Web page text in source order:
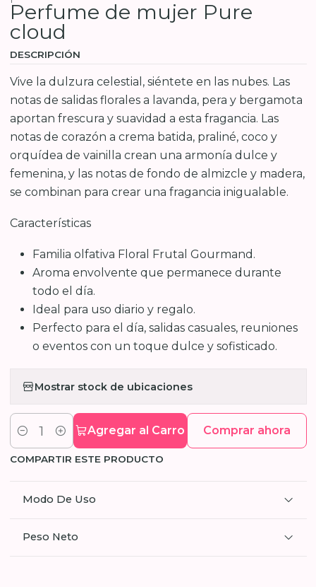
Perfume de mujer Pure
cloud
DESCRIPCIÓN
Vive la dulzura celestial, siéntete en las nubes. Las
notas de salidas florales a lavanda, pera y bergamota
aportan frescura y suavidad a esta fragancia. Las
notas de corazón a crema batida, praliné, coco y
orquídea de vainilla crean una armonía dulce y
femenina, y las notas de fondo de almizcle y madera,
se combinan para crear una fragancia inigualable.
Características
Familia olfativa Floral Frutal Gourmand.
Aroma envolvente que permanece durante
todo el día.
Ideal para uso diario y regalo.
Perfecto para el día, salidas casuales, reuniones
o eventos con un toque dulce y sofisticado.
Mostrar stock de ubicaciones
Cantidad
Agregar al Carro Comprar ahora
COMPARTIR ESTE PRODUCTO
Modo De Uso
Peso Neto